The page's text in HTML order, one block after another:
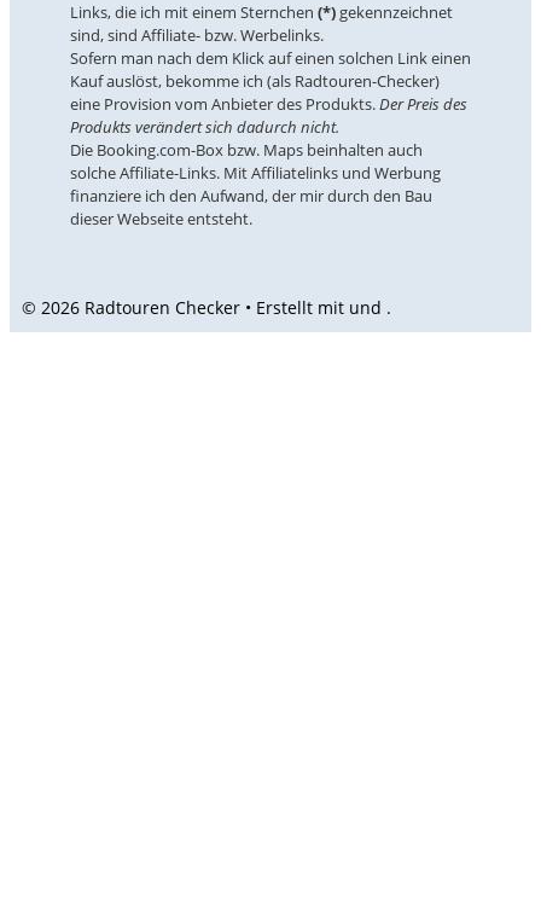
Links, die ich mit einem Sternchen (*)gekennzeichnet
sind, sind Affiliate- bzw. Werbelinks.
Sofern man nach dem Klick auf einen solchen Link einen
Kauf auslöst, bekomme ich (als Radtouren-Checker)
eine Provision vom Anbieter des Produkts.Der Preis des
Produkts verändert sich dadurch nicht.
Die Booking.com-Box bzw. Maps beinhalten auch
solche Affiliate-Links. Mit Affiliatelinks und Werbung
finanziere ich den Aufwand, der mir durch den Bau
dieser Webseite entsteht.
© 2026 Radtouren Checker • Erstellt mit und .